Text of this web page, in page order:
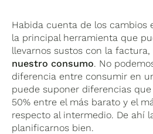
Habida cuenta de los cambios
la principal herramienta que
llevarnos sustos con la factura,
nuestro consumo. No
diferencia entre consumir en
puede suponer diferencias
50% entre el más barato y el
respecto al intermedio. De ahí
planificarnos bien.